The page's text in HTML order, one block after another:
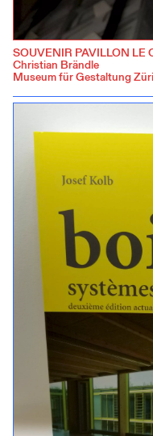
SOUVENIR PAVILLON LE
Christian Brändle
Museum für Gestaltung